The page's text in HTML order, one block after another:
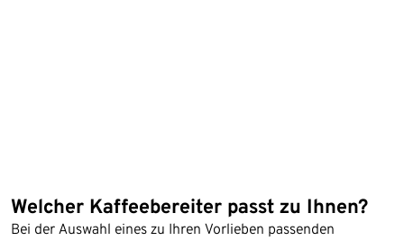
Welcher Kaffeebereiter passt zu Ihnen?
Bei der Auswahl eines zu Ihren Vorlieben passenden